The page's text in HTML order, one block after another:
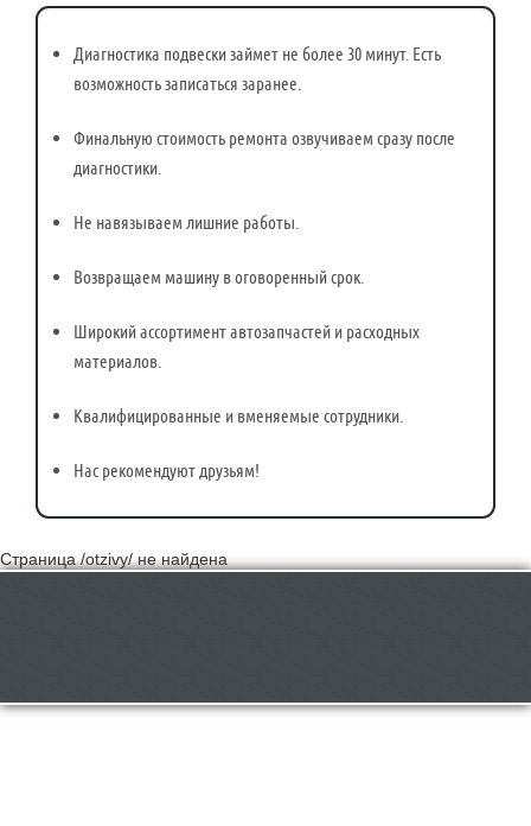
Диагностика подвески займет не более 30 минут. Есть
возможность записаться заранее.
Финальную стоимость ремонта озвучиваем сразу после
диагностики.
Не навязываем лишние работы.
Возвращаем машину в оговоренный срок.
Широкий ассортимент автозапчастей и расходных
материалов.
Квалифицированные и вменяемые сотрудники.
Нас рекомендуют друзьям!
Страница /otzivy/ не найдена